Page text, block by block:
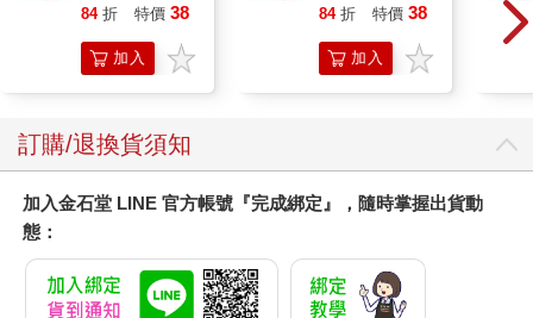
香葡萄(限量)
84 折 特價 38
加入
購物
檬(限量)
84 折 特價 38
加入
購物
訂購/退換貨須知
加入金石堂 LINE 官方帳號『完成綁定』，隨時掌握出貨動
態：